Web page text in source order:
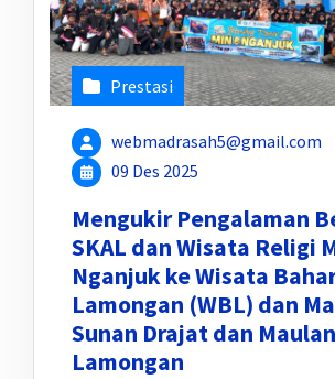
Prestasi
webmadrasah5@gmail.com
09 Des 2025
Mengukir Pengalaman
SKAL dan Wisata Religi
Nganjuk ke Wisata
Lamongan (WBL) dan
Sunan Drajat dan
Lamongan